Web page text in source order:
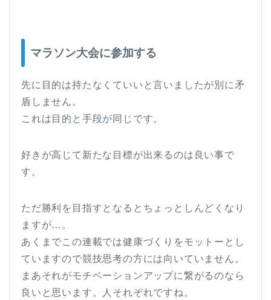
マラソン大会に参加する
先に目的は持たなくていいと言いましたが別に矛
盾しません。
これは目的と手段が同じです。
好きが高じて新たな目標が出来るのは良い事で
す。
ただ勝利を目指すとなるとちょっとしんどくなり
ますが…。
あくまでこの連載では健康づくりをモットーとし
ていますので競技思考の方には向いていません。
まあそれがモチベーションアップに繋がるのなら
良いと思います。人それぞれですね。